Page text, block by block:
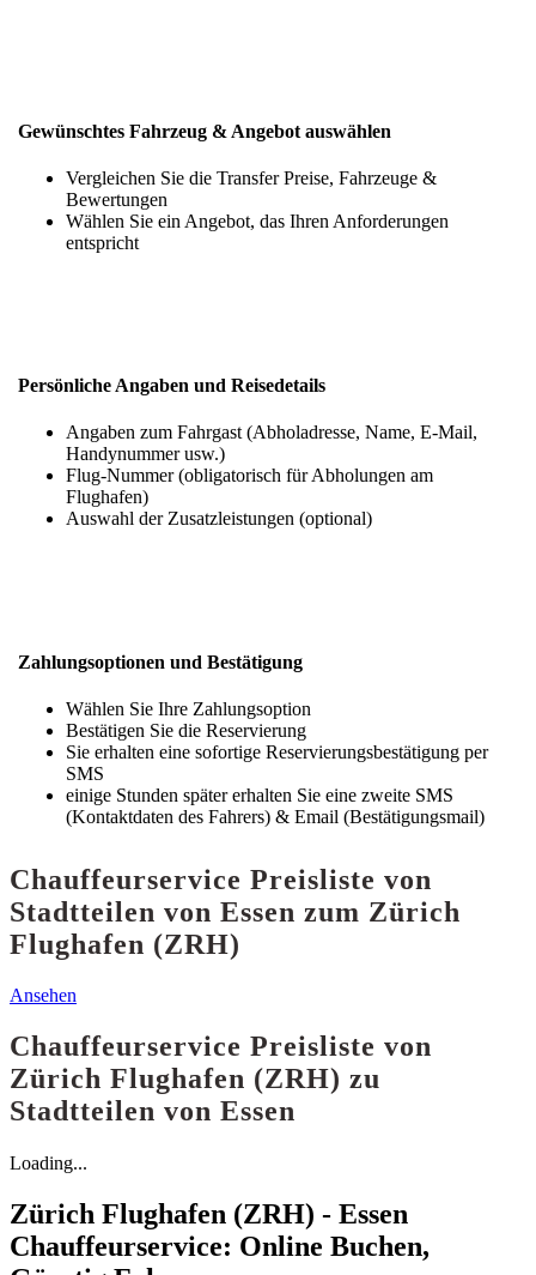
Gewünschtes Fahrzeug & Angebot auswählen
Vergleichen Sie die Transfer Preise, Fahrzeuge &
Bewertungen
Wählen Sie ein Angebot, das Ihren Anforderungen
entspricht
Persönliche Angaben und Reisedetails
Angaben zum Fahrgast (Abholadresse, Name, E-Mail,
Handynummer usw.)
Flug-Nummer (obligatorisch für Abholungen am
Flughafen)
Auswahl der Zusatzleistungen (optional)
Zahlungsoptionen und Bestätigung
Wählen Sie Ihre Zahlungsoption
Bestätigen Sie die Reservierung
Sie erhalten eine sofortige Reservierungsbestätigung per
SMS
einige Stunden später erhalten Sie eine zweite SMS
(Kontaktdaten des Fahrers) & Email (Bestätigungsmail)
Chauffeurservice Preisliste von
Stadtteilen von Essen zum Zürich
Flughafen (ZRH)
Ansehen
Chauffeurservice Preisliste von
Zürich Flughafen (ZRH) zu
Stadtteilen von Essen
Loading...
Zürich Flughafen (ZRH) - Essen
Chauffeurservice: Online Buchen,